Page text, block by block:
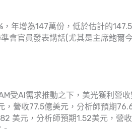
年增為147萬份，低於估計的
會官員發表講話(尤其是主席鮑爾
受AI需求推動之下，美光獲利營
，營收77.5億美元，分析師預期
美元，分析師預期1.52美元，營